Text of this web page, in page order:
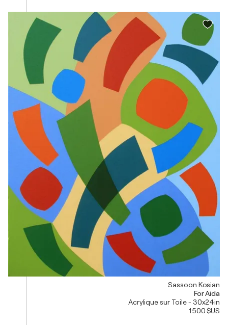
Sassoon Kosian
For Aida
Acrylique sur Toile - 30x24in
1 500 $US